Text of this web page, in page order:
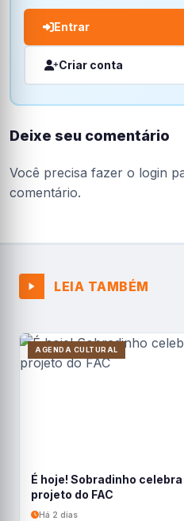
Entrar
Criar conta
Deixe seu comentário
Você precisa fazer o login
comentário.
LEIA TAMBÉM
AGENDA CULTURAL
É hoje! Sobradinho
projeto do FAC
Há 2 dias